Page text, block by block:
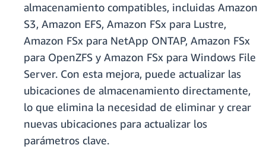
almacenamiento compatibles, incluidas Amazon
S3, Amazon EFS, Amazon FSx para Lustre,
Amazon FSx para NetApp ONTAP, Amazon FSx
para OpenZFS y Amazon FSx para Windows File
Server. Con esta mejora, puede actualizar las
ubicaciones de almacenamiento directamente,
lo que elimina la necesidad de eliminar y crear
nuevas ubicaciones para actualizar los
parámetros clave.